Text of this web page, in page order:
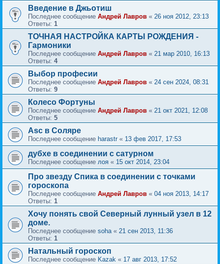
Введение в Джьотиш
Последнее сообщение Андрей Лавров « 26 ноя 2012, 23:13
Ответы: 1
ТОЧНАЯ НАСТРОЙКА КАРТЫ РОЖДЕНИЯ -
Гармоники
Последнее сообщение Андрей Лавров « 21 мар 2010, 16:13
Ответы: 4
Выбор професии
Последнее сообщение Андрей Лавров « 24 сен 2024, 08:31
Ответы: 9
Колесо Фортуны
Последнее сообщение Андрей Лавров « 21 окт 2021, 12:08
Ответы: 5
Asc в Соляре
Последнее сообщение harastr « 13 фев 2017, 17:53
дубхе в соединении с сатурном
Последнее сообщение лоя « 15 окт 2014, 23:04
Про звезду Спика в соединении с точками
гороскопа
Последнее сообщение Андрей Лавров « 04 ноя 2013, 14:17
Ответы: 1
Хочу понять свой Северный лунный узел в 12
доме.
Последнее сообщение soha« 21 сен 2013, 11:36
Ответы: 1
Натальный гороскоп
Последнее сообщение Kazak « 17 авг 2013, 17:52